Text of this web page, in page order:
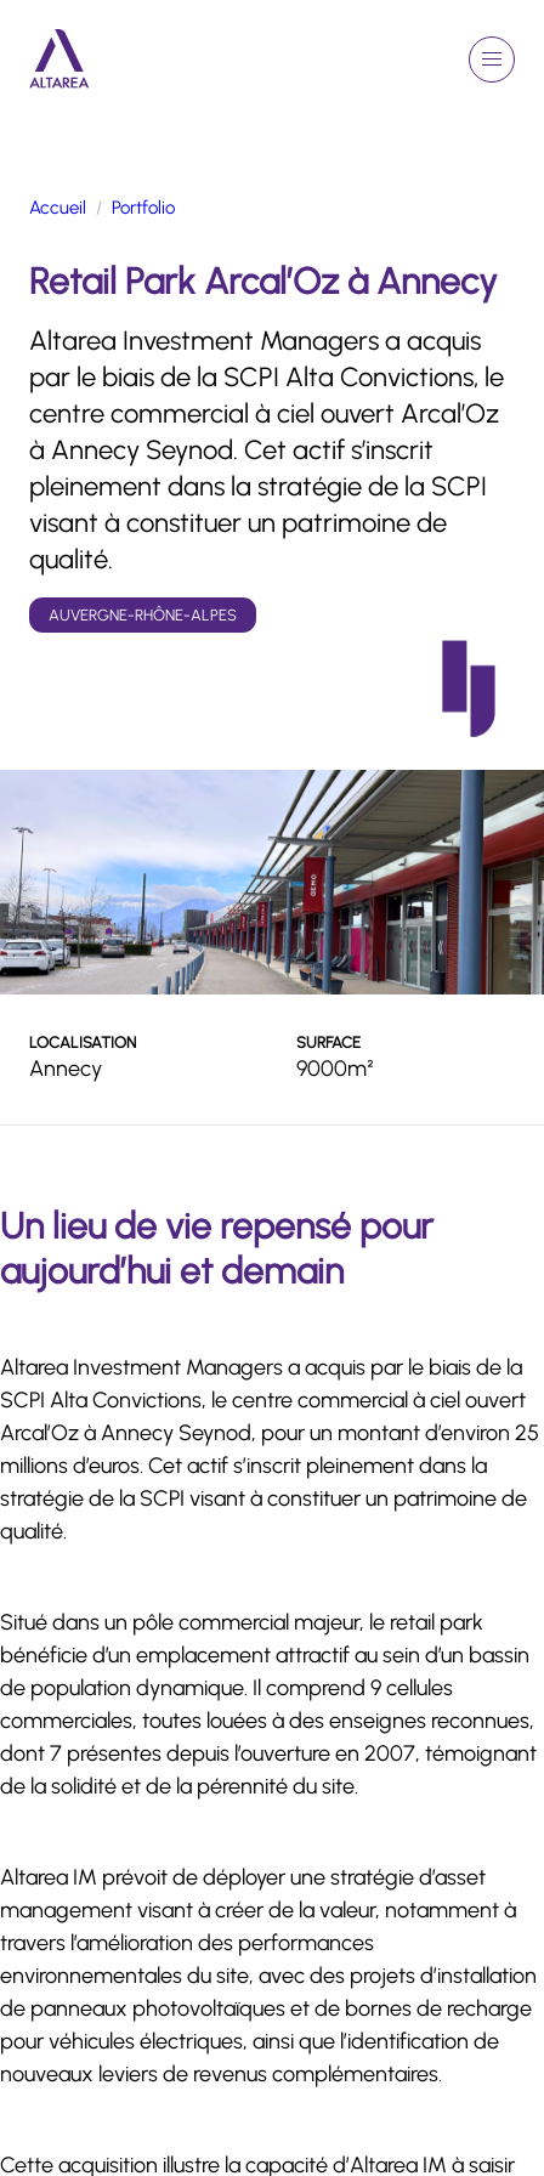
Menu
ACTIVITÉS
TALENTS
FINANCE
NEWSROOM
PORTFOLIO
Rechercher
Accueil Portfolio
Retail Park Arcal’Oz à Annecy
Altarea Investment Managers a acquis
par le biais de la SCPI Alta Convictions, le
centre commercial à ciel ouvert Arcal’Oz
à Annecy Seynod. Cet actif s’inscrit
pleinement dans la stratégie de la SCPI
visant à constituer un patrimoine de
qualité.
AUVERGNE-RHÔNE-ALPES
LOCALISATION
Annecy
SURFACE
9000m²
Un lieu de vie repensé pour
aujourd’hui et demain
Altarea Investment Managers a acquis par le biais de la
SCPI Alta Convictions, le centre commercial à ciel ouvert
Arcal’Oz à Annecy Seynod, pour un montant d’environ 25
millions d’euros. Cet actif s’inscrit pleinement dans la
stratégie de la SCPI visant à constituer un patrimoine de
qualité.
Situé dans un pôle commercial majeur, le retail park
bénéficie d’un emplacement attractif au sein d’un bassin
de population dynamique. Il comprend 9 cellules
commerciales, toutes louées à des enseignes reconnues,
dont 7 présentes depuis l’ouverture en 2007, témoignant
de la solidité et de la pérennité du site.
Altarea IM prévoit de déployer une stratégie d’asset
management visant à créer de la valeur, notamment à
travers l’amélioration des performances
environnementales du site, avec des projets d’installation
de panneaux photovoltaïques et de bornes de recharge
pour véhicules électriques, ainsi que l’identification de
nouveaux leviers de revenus complémentaires.
Cette acquisition illustre la capacité d’Altarea IM à saisir